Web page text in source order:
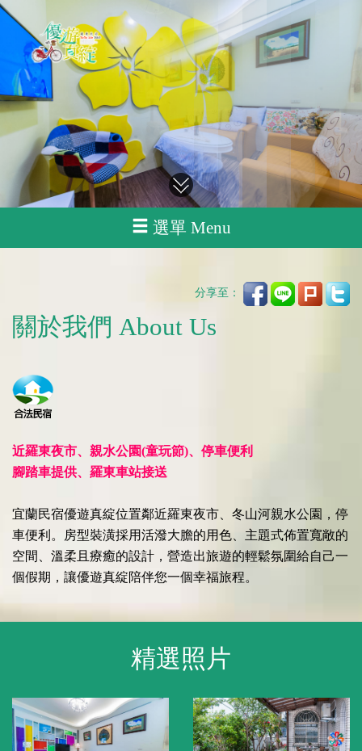
選單 Menu
分享至：
關於我們 About Us
近羅東夜市、親水公園(童玩節)、停車便利
腳踏車提供、羅東車站接送
宜蘭民宿優遊真綻位置鄰近羅東夜市、冬山河親水公園，停
車便利。房型裝潢採用活潑大膽的用色、主題式佈置寬敞的
空間、溫柔且療癒的設計，營造出旅遊的輕鬆氛圍給自己一
個假期，讓優遊真綻陪伴您一個幸福旅程。
精選照片